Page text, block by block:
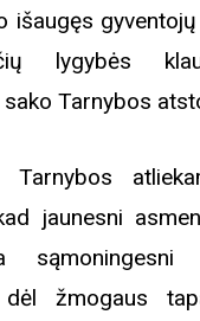
išaugęs
lygybės
Tarnybos
Tarnybos
jaunesni
sąmoningesni
dėl žmogaus